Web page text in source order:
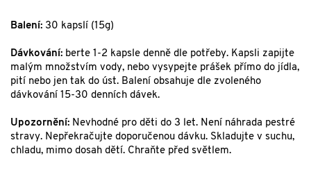
Balení: 30 kapslí (15g)
Dávkování: berte 1-2 kapsle denně dle potřeby. Kapsli zapijte
malým množstvím vody, nebo vysypejte prášek přímo do jídla,
pití nebo jen tak do úst. Balení obsahuje dle zvoleného
dávkování 15-30 denních dávek.
Upozornění: Nevhodné pro děti do 3 let. Není náhrada pestré
stravy. Nepřekračujte doporučenou dávku. Skladujte v suchu,
chladu, mimo dosah dětí. Chraňte před světlem.